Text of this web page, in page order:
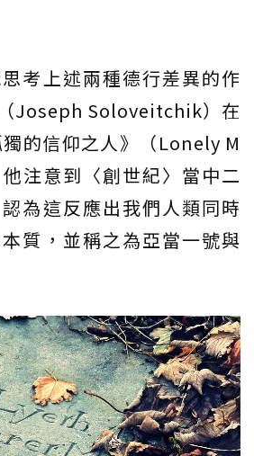
考上述兩種德行差異的作
Joseph Soloveitchik）在
的信仰之人》（Lonely M
注意到〈創世紀〉當中二
為這反應出我們人類同時
質，並稱之為亞當一號與